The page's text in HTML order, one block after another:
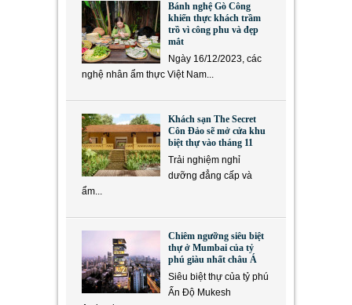
Bánh nghệ Gò Công
khiến thực khách trầm
trồ vì công phu và đẹp
mắt
Ngày 16/12/2023, các
nghệ nhân ẩm thực Việt Nam...
Khách sạn The Secret
Côn Đảo sẽ mở cửa khu
biệt thự vào tháng 11
Trải nghiệm nghỉ
dưỡng đẳng cấp và
ẩm...
Chiêm ngưỡng siêu biệt
thự ở Mumbai của tỷ
phú giàu nhất châu Á
Siêu biệt thự của tỷ phú
Ấn Độ Mukesh